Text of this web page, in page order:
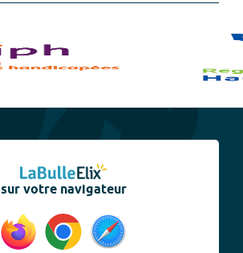
sur votre navigateur